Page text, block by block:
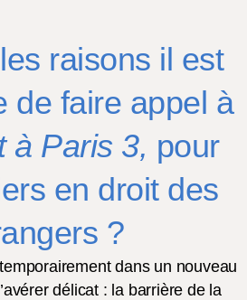
raisons il est
de faire appel à
à Paris 3, pour
en droit des
?
dans un nouveau
délicat : la barrière de la